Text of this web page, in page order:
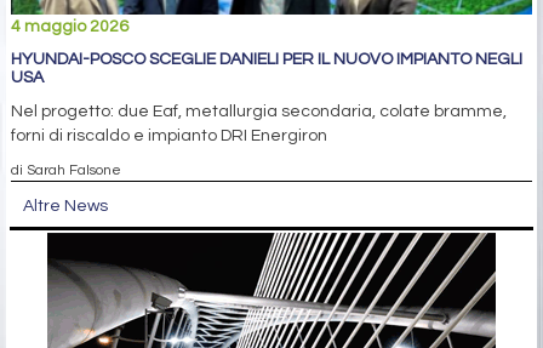
4 maggio 2026
HYUNDAI-POSCO SCEGLIE DANIELI PER IL NUOVO IMPIANTO NEGLI
USA
Nel progetto: due Eaf, metallurgia secondaria, colate bramme,
forni di riscaldo e impianto DRI Energiron
di Sarah Falsone
Altre News